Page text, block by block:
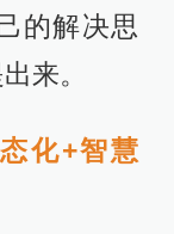
的解决思
来。
化+智慧